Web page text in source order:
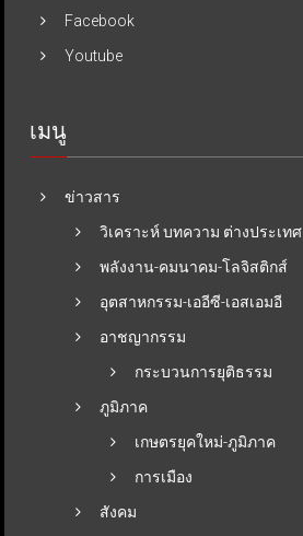
Facebook
Youtube
เมนู
ข่าวสาร
วิเคราะห์ บทความ ต่างประเทศ
พลังงาน-คมนาคม-โลจิสติกส์
อุตสาหกรรม-เออีซี-เอสเอมอี
อาชญากรรม
กระบวนการยุติธรรม
ภูมิภาค
เกษตรยุคใหม่-ภูมิภาค
การเมือง
สังคม